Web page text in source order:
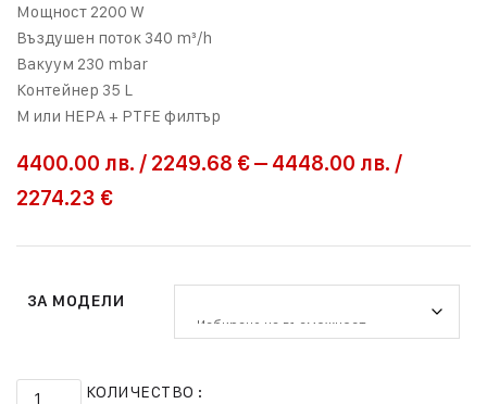
Мощност 2200 W
Въздушен поток 340 m³/h
Вакуум 230 mbar
Контейнер 35 L
M или HEPA + PTFE филтър
4400.00 лв. / 2249.68 €– 4448.00 лв. /
2274.23 €
ЗА МОДЕЛИ
КОЛИЧЕСТВО :